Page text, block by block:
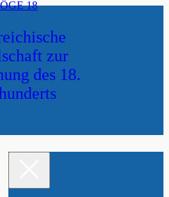
zur
des 18.